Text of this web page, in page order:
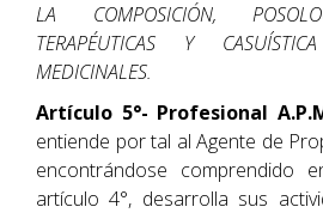
LA COMPOSICIÓN,
TERAPÉUTICAS Y
MEDICINALES.
Artículo 5°- Profesional
entiende por tal al Agente de
encontrándose comprendido
artículo 4°, desarrolla sus